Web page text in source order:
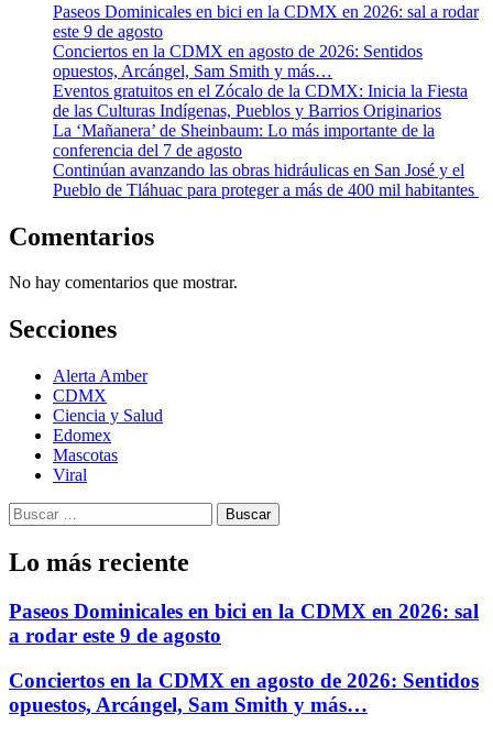
Paseos Dominicales en bici en la CDMX en 2026: sal a rodar
este 9 de agosto
Conciertos en la CDMX en agosto de 2026: Sentidos
opuestos, Arcángel, Sam Smith y más…
Eventos gratuitos en el Zócalo de la CDMX: Inicia la Fiesta
de las Culturas Indígenas, Pueblos y Barrios Originarios
La ‘Mañanera’ de Sheinbaum: Lo más importante de la
conferencia del 7 de agosto
Continúan avanzando las obras hidráulicas en San José y el
Pueblo de Tláhuac para proteger a más de 400 mil habitantes
Comentarios
No hay comentarios que mostrar.
Secciones
Alerta Amber
CDMX
Ciencia y Salud
Edomex
Mascotas
Viral
Buscar:
Lo más reciente
Paseos Dominicales en bici en la CDMX en 2026: sal
a rodar este 9 de agosto
Conciertos en la CDMX en agosto de 2026: Sentidos
opuestos, Arcángel, Sam Smith y más…